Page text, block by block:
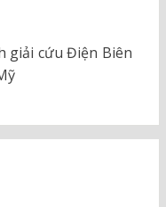
giải cứu Điện Biên